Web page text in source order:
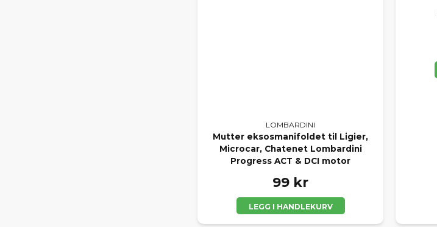
LOMBARDINI
Mutter eksosmanifoldet til Ligier,
Microcar, Chatenet Lombardini
Progress ACT & DCI motor
99 kr
LEGG I HANDLEKURV